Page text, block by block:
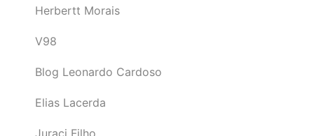
Herbertt Morais
V98
Blog Leonardo Cardoso
Elias Lacerda
Juraci Filho